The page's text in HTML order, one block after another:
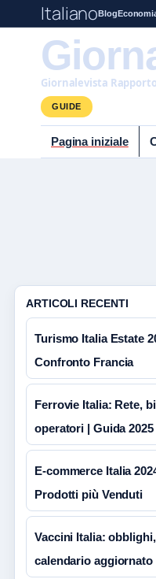
ItalianoBlog
Giornalevista
GUIDE
Pagina iniziale
ARTICOLI RECENTI
Turismo Italia Estate
Confronto Francia
Ferrovie Italia: Rete,
operatori | Guida 2025
E-commerce Italia
Prodotti più Venduti
Vaccini Italia:
calendario aggiornato